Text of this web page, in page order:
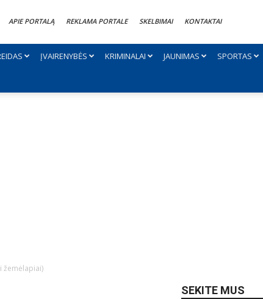
APIE PORTALĄ REKLAMA PORTALE SKELBIMAI KONTAKTAI
ĮVAIRENYBĖS KRIMINALAI JAUNIMAS SPORTAS
žemėlapiai)
SEKITE MUS